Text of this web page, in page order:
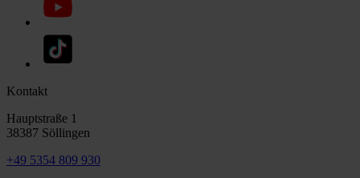
Kontakt
Hauptstraße 1
38387 Söllingen
+49 5354 809 930